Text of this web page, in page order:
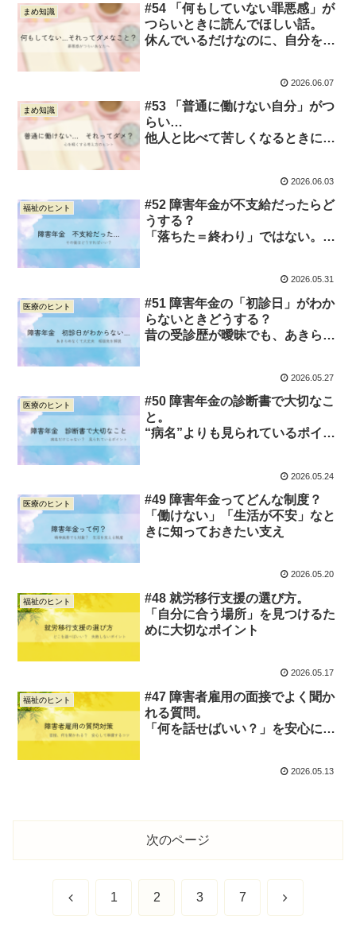
まめ知識
#54 「何もしていない罪悪感」が
つらいときに読んでほしい話。
休んでいるだけなのに、自分を責
2026.06.07
まめ知識
#53 「普通に働けない自分」がつ
らい…
他人と比べて苦しくなるときに読
2026.06.03
福祉のヒント
#52 障害年金が不支給だったらど
うする？
「落ちた＝終わり」ではない。次
2026.05.31
医療のヒント
#51 障害年金の「初診日」がわか
らないときどうする？
昔の受診歴が曖昧でも、あきらめ
2026.05.27
医療のヒント
#50 障害年金の診断書で大切なこ
と。
“病名”よりも見られているポイン
2026.05.24
医療のヒント
#49 障害年金ってどんな制度？
「働けない」「生活が不安」なと
きに知っておきたい支え
2026.05.20
福祉のヒント
#48 就労移行支援の選び方。
「自分に合う場所」を見つけるた
めに大切なポイント
2026.05.17
福祉のヒント
#47 障害者雇用の面接でよく聞か
れる質問。
「何を話せばいい？」を安心に変
2026.05.13
次のページ
前 1 2 3 7 次